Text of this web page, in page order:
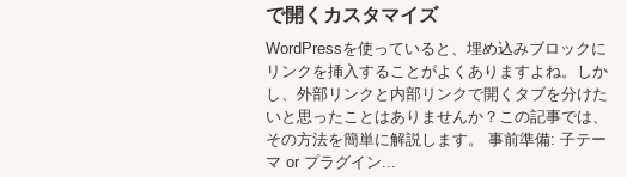
で開くカスタマイズ
WordPressを使っていると、埋め込みブロックに
リンクを挿入することがよくありますよね。しか
し、外部リンクと内部リンクで開くタブを分けた
いと思ったことはありませんか？この記事では、
その方法を簡単に解説します。 事前準備: 子テー
マ or プラグイン...